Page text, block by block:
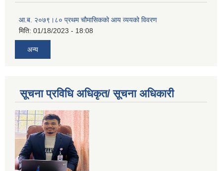
आ.ब. २०७९।८० प्रथम चौमासिकको आय व्ययको विवरण
मिति: 01/18/2023 - 18:08
अन्य
सूचना प्रविधि अधिकृत/ सूचना अधिकारी